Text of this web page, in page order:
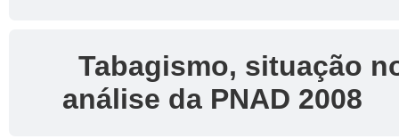
Tabagismo, situação
análise da PNAD 2008